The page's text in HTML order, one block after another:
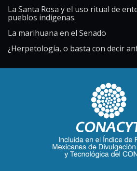
La Santa Rosa y el uso ritual de
pueblos indígenas.
La marihuana en el Senado
¿Herpetología, o basta con decir